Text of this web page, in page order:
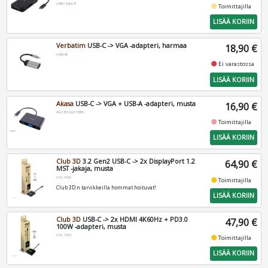
USBC-MULTI fiber_manual_recordToimittajilla
LISÄÄ KORIIN
Verbatim USB-C -> VGA -adapteri, harmaa
V49145 18,90 €
fiber_manual_record Ei varastossa
LISÄÄ KORIIN
Akasa USB-C -> VGA + USB-A -adapteri, musta
AK-CBCA02-15BK 16,90 €
fiber_manual_recordToimittajilla
LISÄÄ KORIIN
Club 3D 3.2 Gen2 USB-C -> 2x DisplayPort 1.2
MST -jakaja, musta
CSV-1555
Club 3D:n tarvikkeilla hommat hoituvat!
64,90 €
fiber_manual_recordToimittajilla
LISÄÄ KORIIN
Club 3D USB-C -> 2x HDMI 4K60Hz + PD3.0
100W -adapteri, musta
CSV-1558
47,90 €
fiber_manual_recordToimittajilla
LISÄÄ KORIIN